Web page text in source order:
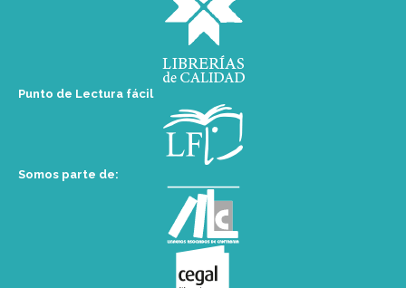
Punto de Lectura fácil
Somos parte de: